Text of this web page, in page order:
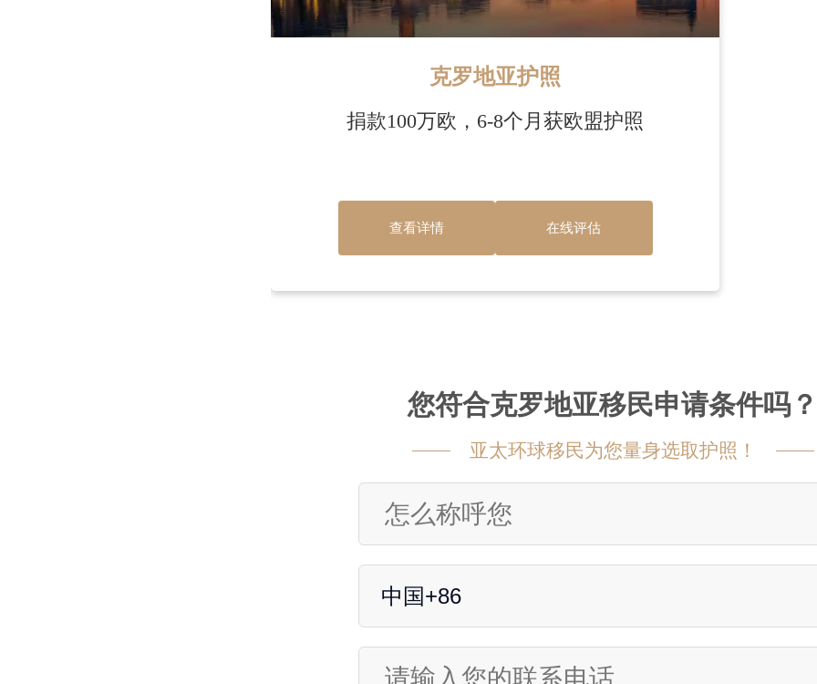
克罗地亚护照
捐款100万欧，6-8个月获欧盟护照
查看详情 在线评估
您符合克罗地亚移民申请条件吗？
亚太环球移民为您量身选取护照！
中国+86